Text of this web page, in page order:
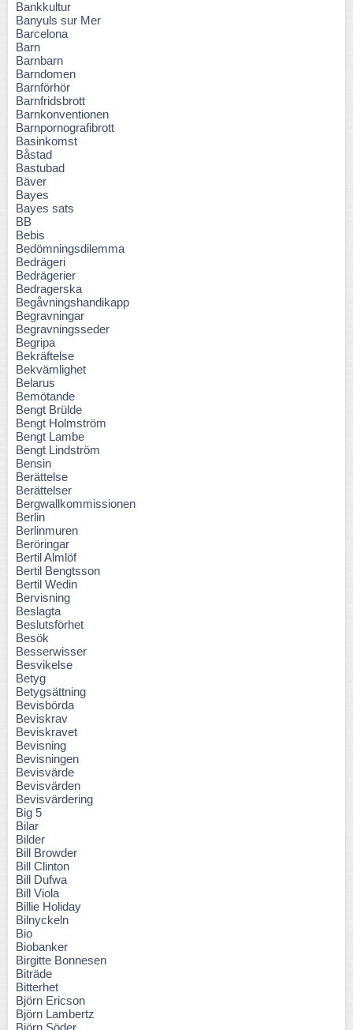
Bankkultur
Banyuls sur Mer
Barcelona
Barn
Barnbarn
Barndomen
Barnförhör
Barnfridsbrott
Barnkonventionen
Barnpornografibrott
Basinkomst
Båstad
Bastubad
Bäver
Bayes
Bayes sats
BB
Bebis
Bedömningsdilemma
Bedrägeri
Bedrägerier
Bedragerska
Begåvningshandikapp
Begravningar
Begravningsseder
Begripa
Bekräftelse
Bekvämlighet
Belarus
Bemötande
Bengt Brülde
Bengt Holmström
Bengt Lambe
Bengt Lindström
Bensin
Berättelse
Berättelser
Bergwallkommissionen
Berlin
Berlinmuren
Beröringar
Bertil Almlöf
Bertil Bengtsson
Bertil Wedin
Bervisning
Beslagta
Beslutsförhet
Besök
Besserwisser
Besvikelse
Betyg
Betygsättning
Bevisbörda
Beviskrav
Beviskravet
Bevisning
Bevisningen
Bevisvärde
Bevisvärden
Bevisvärdering
Big 5
Bilar
Bilder
Bill Browder
Bill Clinton
Bill Dufwa
Bill Viola
Billie Holiday
Bilnyckeln
Bio
Biobanker
Birgitte Bonnesen
Biträde
Bitterhet
Björn Ericson
Björn Lambertz
Björn Söder